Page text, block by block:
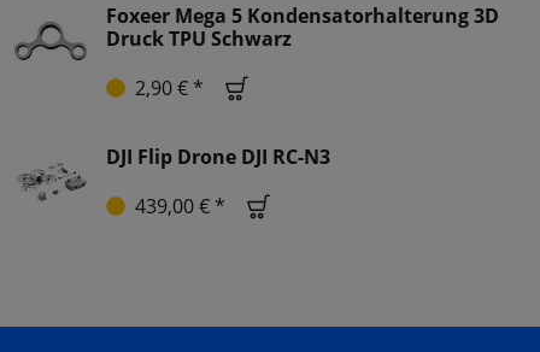
Foxeer Mega 5 Kondensatorhalterung 3D
Druck TPU Schwarz
2,90 € *
DJI Flip Drone DJI RC-N3
439,00 € *